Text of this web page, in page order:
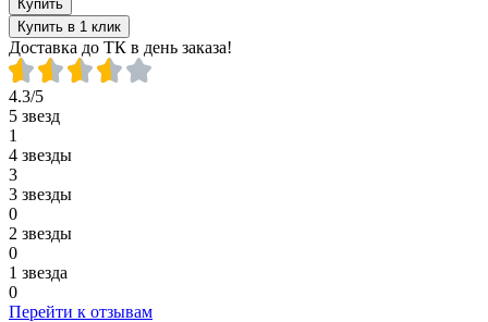
Купить
Купить в 1 клик
Доставка до ТК в день заказа!
4.3/5
5 звезд
1
4 звезды
3
3 звезды
0
2 звезды
0
1 звезда
0
Перейти к отзывам